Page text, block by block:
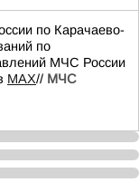
по Карачаево-
по
МЧС России
MAX// МЧС